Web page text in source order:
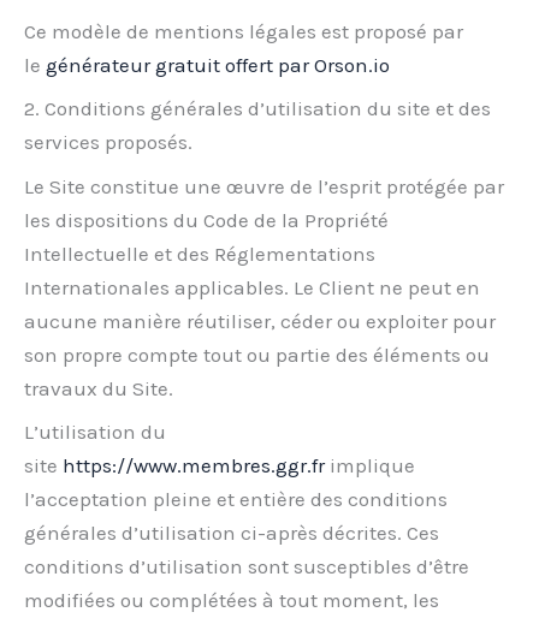
Ce modèle de mentions légales est proposé par
le générateur gratuit offert par Orson.io
2. Conditions générales d’utilisation du site et des
services proposés.
Le Site constitue une œuvre de l’esprit protégée par
les dispositions du Code de la Propriété
Intellectuelle et des Réglementations
Internationales applicables. Le Client ne peut en
aucune manière réutiliser, céder ou exploiter pour
son propre compte tout ou partie des éléments ou
travaux du Site.
L’utilisation du
site https://www.membres.ggr.frimplique
l’acceptation pleine et entière des conditions
générales d’utilisation ci-après décrites. Ces
conditions d’utilisation sont susceptibles d’être
modifiées ou complétées à tout moment, les